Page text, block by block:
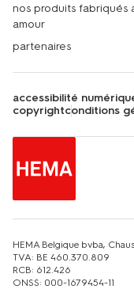
nos produits fabriqués
amour
partenaires
accessibilité
copyrightconditions
HEMA Belgique bvba,
TVA: BE 460.370.809
RCB: 612.426
ONSS: 000-1679454-11